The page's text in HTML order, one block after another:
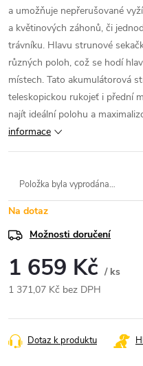
a umožňuje nepřerušované
a květinových záhonů, či
trávníku. Hlavu strunové
různých poloh, což se hodí
místech. Tato akumulátorová
teleskopickou rukojeť i přední
najít ideální polohu a
informace
Položka byla vyprodána…
Na dotaz
Možnosti doručení
1 659 Kč / ks
1 371,07 Kč bez DPH
cena:
Dotaz k produktu